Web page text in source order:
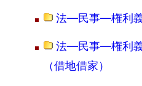
法―民事―権利
法―民事―権利
（借地借家）